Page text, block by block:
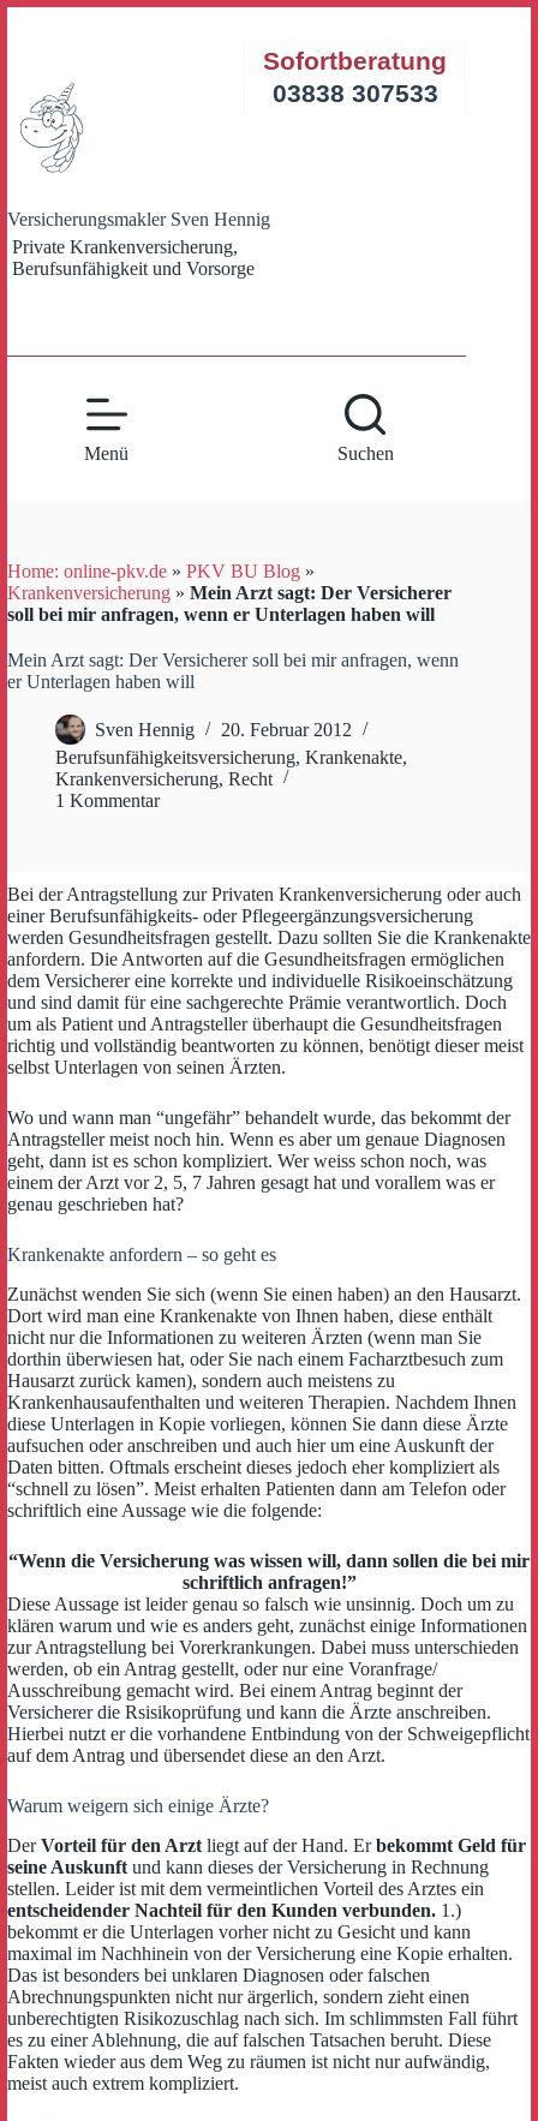
Versicherungsmakler Sven Hennig
Private Krankenversicherung,
Berufsunfähigkeit und Vorsorge
Sofortberatung
03838 307533
Menü Suchen
Home: online-pkv.de » PKV BU Blog »
Krankenversicherung » Mein Arzt sagt: Der Versicherer
soll bei mir anfragen, wenn er Unterlagen haben will
Mein Arzt sagt: Der Versicherer soll bei mir anfragen, wenn
er Unterlagen haben will
Sven Hennig
20. Februar 2012
Berufsunfähigkeitsversicherung, Krankenakte,
Krankenversicherung, Recht
1 Kommentar
Bei der Antragstellung zur Privaten Krankenversicherung oder auch
einer Berufsunfähigkeits- oder Pflegeergänzungsversicherung
werden Gesundheitsfragen gestellt. Dazu sollten Sie die Krankenakte
anfordern. Die Antworten auf die Gesundheitsfragen ermöglichen
dem Versicherer eine korrekte und individuelle Risikoeinschätzung
und sind damit für eine sachgerechte Prämie verantwortlich. Doch
um als Patient und Antragsteller überhaupt die Gesundheitsfragen
richtig und vollständig beantworten zu können, benötigt dieser meist
selbst Unterlagen von seinen Ärzten.
Wo und wann man “ungefähr” behandelt wurde, das bekommt der
Antragsteller meist noch hin. Wenn es aber um genaue Diagnosen
geht, dann ist es schon kompliziert. Wer weiss schon noch, was
einem der Arzt vor 2, 5, 7 Jahren gesagt hat und vorallem was er
genau geschrieben hat?
Krankenakte anfordern – so geht es
Zunächst wenden Sie sich (wenn Sie einen haben) an den Hausarzt.
Dort wird man eine Krankenakte von Ihnen haben, diese enthält
nicht nur die Informationen zu weiteren Ärzten (wenn man Sie
dorthin überwiesen hat, oder Sie nach einem Facharztbesuch zum
Hausarzt zurück kamen), sondern auch meistens zu
Krankenhausaufenthalten und weiteren Therapien. Nachdem Ihnen
diese Unterlagen in Kopie vorliegen, können Sie dann diese Ärzte
aufsuchen oder anschreiben und auch hier um eine Auskunft der
Daten bitten. Oftmals erscheint dieses jedoch eher kompliziert als
“schnell zu lösen”. Meist erhalten Patienten dann am Telefon oder
schriftlich eine Aussage wie die folgende:
“Wenn die Versicherung was wissen will, dann sollen die bei mir
schriftlich anfragen!”
Diese Aussage ist leider genau so falsch wie unsinnig. Doch um zu
klären warum und wie es anders geht, zunächst einige Informationen
zur Antragstellung bei Vorerkrankungen. Dabei muss unterschieden
werden, ob ein Antrag gestellt, oder nur eine Voranfrage/
Ausschreibung gemacht wird. Bei einem Antrag beginnt der
Versicherer die Rsisikoprüfung und kann die Ärzte anschreiben.
Hierbei nutzt er die vorhandene Entbindung von der Schweigepflicht
auf dem Antrag und übersendet diese an den Arzt.
Warum weigern sich einige Ärzte?
DerVorteil für den Arzt liegt auf der Hand. Erbekommt Geld für
seine Auskunft und kann dieses der Versicherung in Rechnung
stellen. Leider ist mit dem vermeintlichen Vorteil des Arztes ein
entscheidender Nachteil für den Kunden verbunden. 1.)
bekommt er die Unterlagen vorher nicht zu Gesicht und kann
maximal im Nachhinein von der Versicherung eine Kopie erhalten.
Das ist besonders bei unklaren Diagnosen oder falschen
Abrechnungspunkten nicht nur ärgerlich, sondern zieht einen
unberechtigten Risikozuschlag nach sich. Im schlimmsten Fall führt
es zu einer Ablehnung, die auf falschen Tatsachen beruht. Diese
Fakten wieder aus dem Weg zu räumen ist nicht nur aufwändig,
meist auch extrem kompliziert.